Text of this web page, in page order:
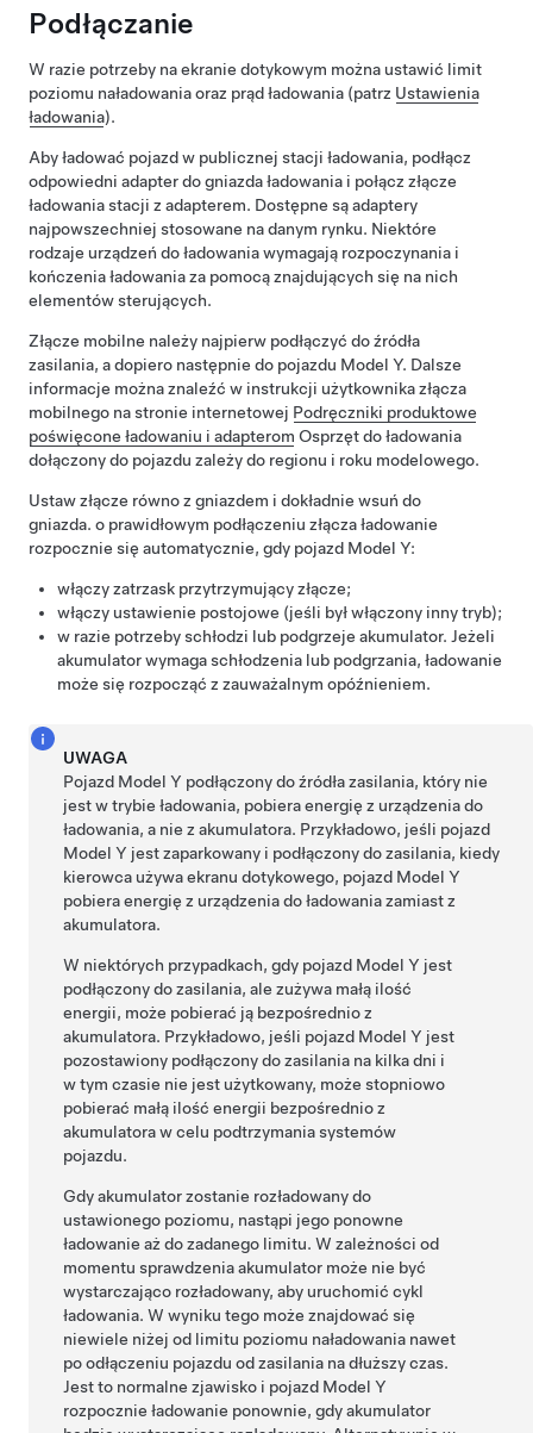
Podłączanie
W razie potrzeby na ekranie dotykowym można ustawić limit
poziomu naładowania oraz prąd ładowania (patrz Ustawienia
ładowania).
Aby ładować pojazd w publicznej stacji ładowania, podłącz
odpowiedni adapter do gniazda ładowania i połącz złącze
ładowania stacji z adapterem. Dostępne są adaptery
najpowszechniej stosowane na danym rynku. Niektóre
rodzaje urządzeń do ładowania wymagają rozpoczynania i
kończenia ładowania za pomocą znajdujących się na nich
elementów sterujących.
Złącze mobilne należy najpierw podłączyć do źródła
zasilania, a dopiero następnie do pojazdu Model Y. Dalsze
informacje można znaleźć w instrukcji użytkownika złącza
mobilnego na stronie internetowej Podręczniki produktowe
poświęcone ładowaniu i adapterom Osprzęt do ładowania
dołączony do pojazdu zależy do regionu i roku modelowego.
Ustaw złącze równo z gniazdem i dokładnie wsuń do
gniazda. o prawidłowym podłączeniu złącza ładowanie
rozpocznie się automatycznie, gdy pojazd Model Y:
włączy zatrzask przytrzymujący złącze;
włączy ustawienie postojowe (jeśli był włączony inny tryb);
w razie potrzeby schłodzi lub podgrzeje akumulator. Jeżeli
akumulator wymaga schłodzenia lub podgrzania, ładowanie
może się rozpocząć z zauważalnym opóźnieniem.
UWAGA
Pojazd Model Y podłączony do źródła zasilania, który nie
jest w trybie ładowania, pobiera energię z urządzenia do
ładowania, a nie z akumulatora. Przykładowo, jeśli pojazd
Model Y jest zaparkowany i podłączony do zasilania, kiedy
kierowca używa ekranu dotykowego, pojazd Model Y
pobiera energię z urządzenia do ładowania zamiast z
akumulatora.
W niektórych przypadkach, gdy pojazd Model Y jest
podłączony do zasilania, ale zużywa małą ilość
energii, może pobierać ją bezpośrednio z
akumulatora. Przykładowo, jeśli pojazd Model Y jest
pozostawiony podłączony do zasilania na kilka dni i
w tym czasie nie jest użytkowany, może stopniowo
pobierać małą ilość energii bezpośrednio z
akumulatora w celu podtrzymania systemów
pojazdu.
Gdy akumulator zostanie rozładowany do
ustawionego poziomu, nastąpi jego ponowne
ładowanie aż do zadanego limitu. W zależności od
momentu sprawdzenia akumulator może nie być
wystarczająco rozładowany, aby uruchomić cykl
ładowania. W wyniku tego może znajdować się
niewiele niżej od limitu poziomu naładowania nawet
po odłączeniu pojazdu od zasilania na dłuższy czas.
Jest to normalne zjawisko i pojazd Model Y
rozpocznie ładowanie ponownie, gdy akumulator